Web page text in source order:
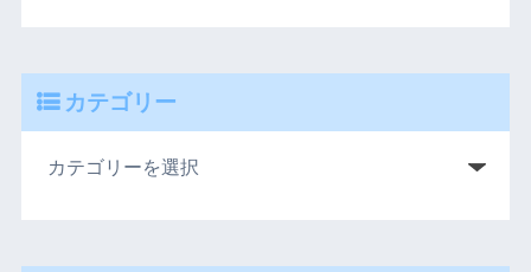
カテゴリー